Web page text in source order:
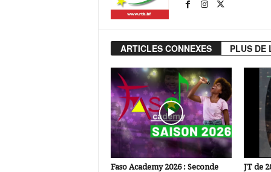
ARTICLES CONNEXES PLUS DE
Faso Academy 2026 : Seconde
JT de